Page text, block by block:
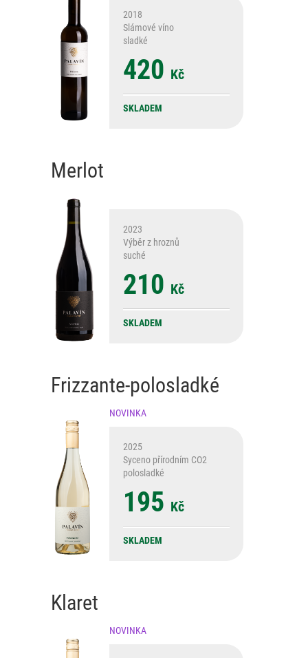
2018
Slámové víno
sladké
420 Kč
SKLADEM
Merlot
2023
Výběr z hroznů
suché
210 Kč
SKLADEM
Frizzante-polosladké
NOVINKA
2025
Syceno přírodním CO2
polosladké
195 Kč
SKLADEM
Klaret
NOVINKA